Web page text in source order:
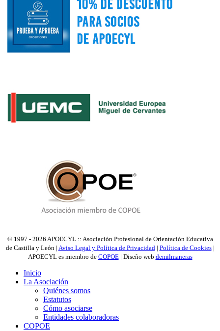
© 1997 - 2026 APOECYL :: Asociación Profesional de Orientación Educativa
de Castilla y León | Aviso Legal y Política de Privacidad| Política de Cookies|
APOECYL es miembro de COPOE| Diseño web demilmaneras
Inicio
La Asociación
Quiénes somos
Estatutos
Cómo asociarse
Entidades colaboradoras
COPOE